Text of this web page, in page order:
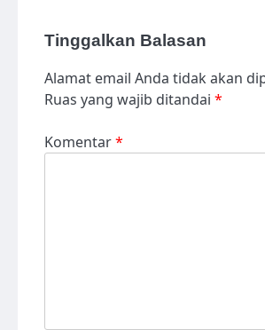
Tinggalkan Balasan
Alamat email Anda tidak akan
Ruas yang wajib ditandai *
Komentar*